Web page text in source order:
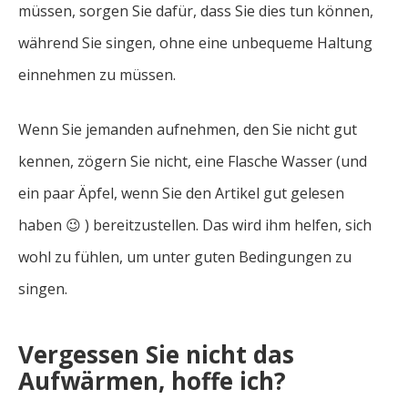
müssen, sorgen Sie dafür, dass Sie dies tun können,
während Sie singen, ohne eine unbequeme Haltung
einnehmen zu müssen.
Wenn Sie jemanden aufnehmen, den Sie nicht gut
kennen, zögern Sie nicht, eine Flasche Wasser (und
ein paar Äpfel, wenn Sie den Artikel gut gelesen
haben 😉 ) bereitzustellen. Das wird ihm helfen, sich
wohl zu fühlen, um unter guten Bedingungen zu
singen.
Vergessen Sie nicht das
Aufwärmen, hoffe ich?